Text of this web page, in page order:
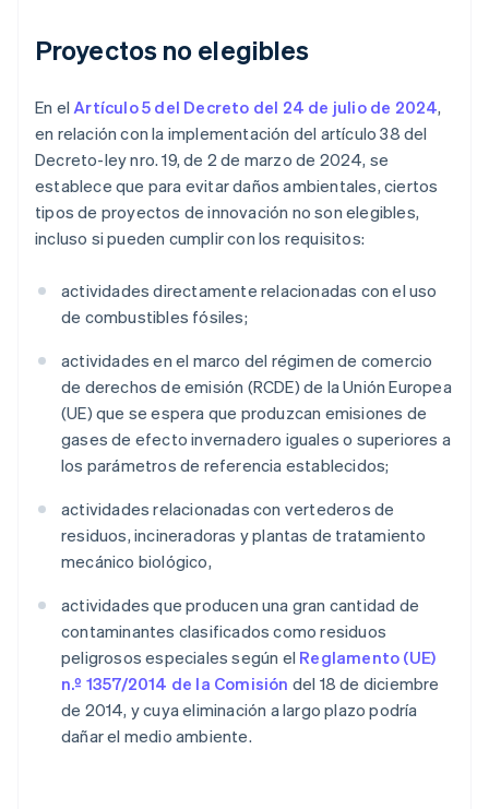
Proyectos no elegibles
En elArtículo 5 del Decreto del 24 de julio de 2024,
en relación con la implementación del artículo 38 del
Decreto-ley nro. 19, de 2 de marzo de 2024, se
establece que para evitar daños ambientales, ciertos
tipos de proyectos de innovación no son elegibles,
incluso si pueden cumplir con los requisitos:
actividades directamente relacionadas con el uso
de combustibles fósiles;
actividades en el marco del régimen de comercio
de derechos de emisión (RCDE) de la Unión Europea
(UE) que se espera que produzcan emisiones de
gases de efecto invernadero iguales o superiores a
los parámetros de referencia establecidos;
actividades relacionadas con vertederos de
residuos, incineradoras y plantas de tratamiento
mecánico biológico,
actividades que producen una gran cantidad de
contaminantes clasificados como residuos
peligrosos especiales según el Reglamento (UE)
n.º 1357/2014 de la Comisión del 18 de diciembre
de 2014, y cuya eliminación a largo plazo podría
dañar el medio ambiente.